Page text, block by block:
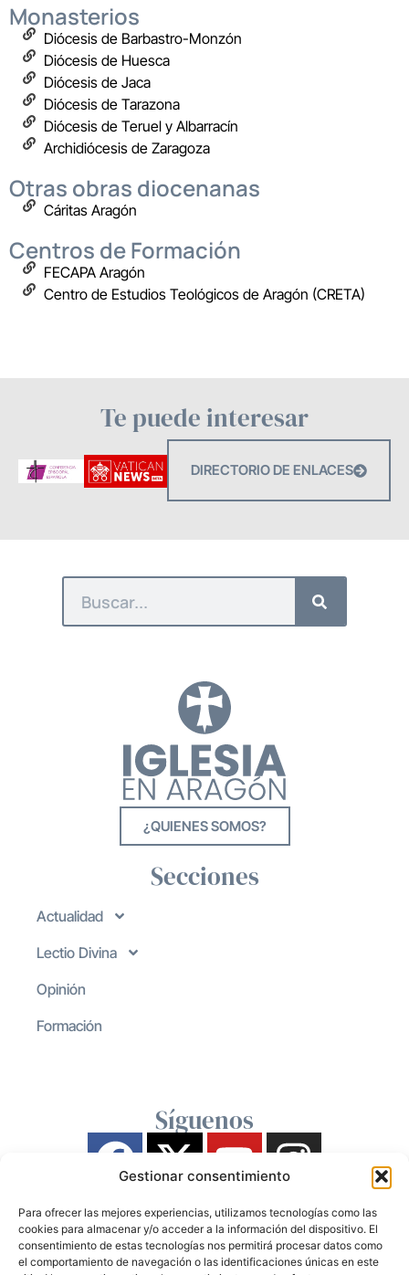
Gestionar consentimiento
Para ofrecer las mejores experiencias, utilizamos tecnologías como las
cookies para almacenar y/o acceder a la información del dispositivo. El
consentimiento de estas tecnologías nos permitirá procesar datos como
el comportamiento de navegación o las identificaciones únicas en este
Monasterios
Diócesis de Barbastro-Monzón
Diócesis de Huesca
Diócesis de Jaca
Diócesis de Tarazona
Diócesis de Teruel y Albarracín
Archidiócesis de Zaragoza
Otras obras diocenanas
Cáritas Aragón
Centros de Formación
FECAPA Aragón
Centro de Estudios Teológicos de Aragón (CRETA)
Te puede interesar
DIRECTORIO DE ENLACES
¿QUIENES SOMOS?
Secciones
Actualidad
Lectio Divina
Opinión
Formación
Síguenos